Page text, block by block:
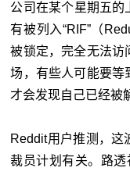
公司在某个星期五的
有被列入“RIF”（
被锁定，完全无法访
场，有些人可能要等
才会发现自己已经被
Reddit用户推测，这
裁员计划有关。路